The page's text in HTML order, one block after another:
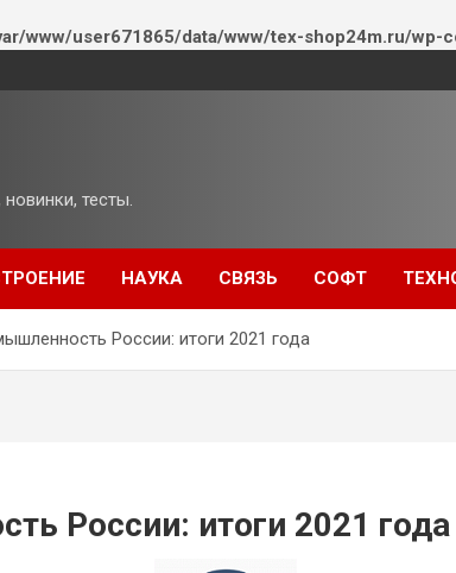
www/user671865/data/www/tex-shop24m.ru/
тесты.
НАУКА СВЯЗЬ СОФТ
России: итоги 2021 года
России: итоги 2021 года